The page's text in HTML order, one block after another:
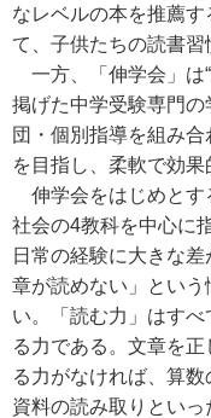
なレベルの本を推薦
て、子供たちの読書習
一方、「伸学会」は
掲げた中学受験専門
団・個別指導を組み
を目指し、柔軟で効果
伸学会をはじめとす
社会の4教科を中心に
日常の経験に大きな
章が読めない」とい
い。「読む力」はす
る力である。文章を
る力がなければ、算
資料の読み取りとい